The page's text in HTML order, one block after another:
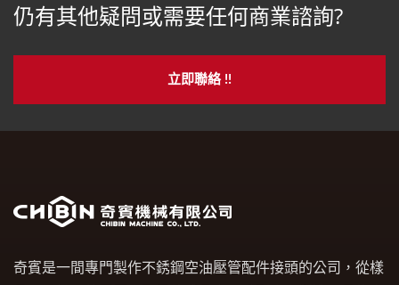
仍有其他疑問或需要任何商業諮詢?
立即聯絡 !!
奇賓是一間專門製作不銹鋼空油壓管配件接頭的公司，從樣